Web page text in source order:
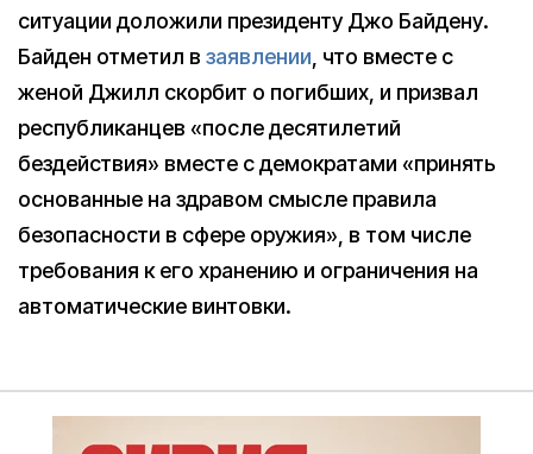
ситуации доложили президенту Джо Байдену.
Байден отметил в заявлении, что вместе с
женой Джилл скорбит о погибших, и призвал
республиканцев «после десятилетий
бездействия» вместе с демократами «принять
основанные на здравом смысле правила
безопасности в сфере оружия», в том числе
требования к его хранению и ограничения на
автоматические винтовки.